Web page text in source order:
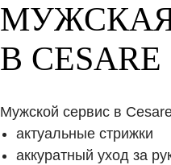
В CESARE
Мужской сервис в
актуальные стрижки
аккуратный уход за